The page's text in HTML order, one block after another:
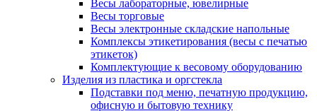
Весы лабораторные, ювелирные
Весы торговые
Весы электронные складские напольные
Комплексы этикетирования (весы с печатью
этикеток)
Комплектующие к весовому оборудованию
Изделия из пластика и оргстекла
Подставки под меню, печатную продукцию,
офисную и бытовую технику